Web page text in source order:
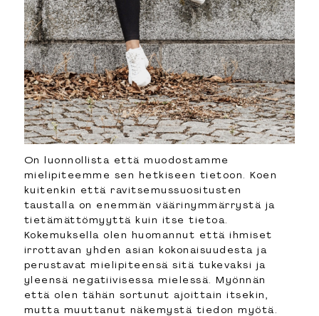
On luonnollista että muodostamme
mielipiteemme sen hetkiseen tietoon. Koen
kuitenkin että ravitsemussuositusten
taustalla on enemmän väärinymmärrystä ja
tietämättömyyttä kuin itse tietoa.
Kokemuksella olen huomannut että ihmiset
irrottavan yhden asian kokonaisuudesta ja
perustavat mielipiteensä sitä tukevaksi ja
yleensä negatiivisessa mielessä. Myönnän
että olen tähän sortunut ajoittain itsekin,
mutta muuttanut näkemystä tiedon myötä.